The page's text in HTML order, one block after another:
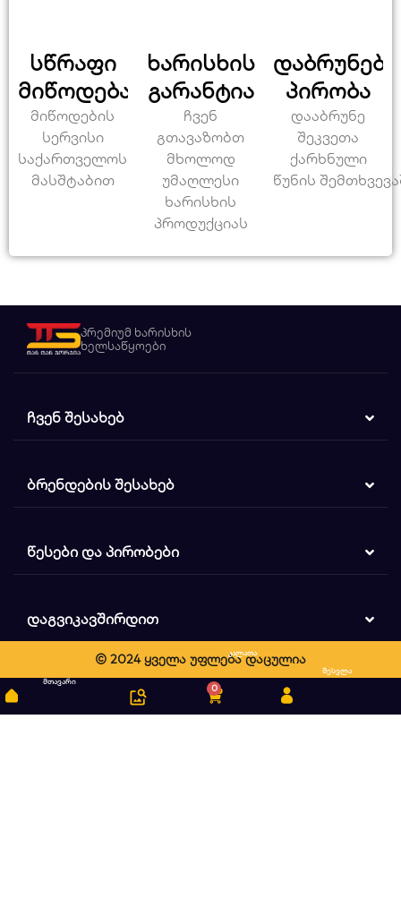
სწრაფი
მიწოდება
მიწოდების
სერვისი
საქართველოს
მასშტაბით
ხარისხის
გარანტია
ჩვენ
გთავაზობთ
მხოლოდ
უმაღლესი
ხარისხის
პროდუქციას
პირობა
დააბრუნე
შეკვეთა
ქარხნული
წუნის
პრემიუმ ხარისხის
ხელსაწყოები
ᲩᲕᲔᲜ ᲨᲔᲡᲐᲮᲔᲑ
ᲑᲠᲔᲜᲓᲔᲑᲘᲡ ᲨᲔᲡᲐᲮᲔᲑ
ᲬᲔᲡᲔᲑᲘ ᲓᲐ ᲞᲘᲠᲝᲑᲔᲑᲘ
ᲓᲐᲒᲕᲘᲙᲐᲕᲨᲘᲠᲓᲘᲗ
© 2024 ყველა უფლება დაცულია
მთავარი
ძიება
0
კალათა
შესვლა